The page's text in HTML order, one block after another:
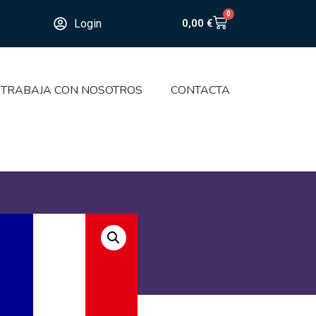
Login 0,00 €
0
TRABAJA CON NOSOTROS CONTACTA